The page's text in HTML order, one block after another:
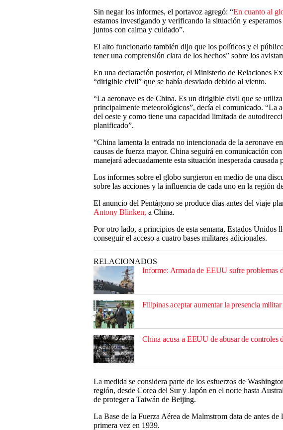
Sin negar los informes, el portavoz agregó: “En cuanto al
estamos investigando y verificando la situación y
juntos con calma y cuidado”.
El alto funcionario también dijo que los políticos y el público
tener una comprensión clara de los hechos” sobre los
En una declaración posterior, el Ministerio de Relaciones
“dirigible civil” que se había desviado debido al viento.
“La aeronave es de China. Es un dirigible civil que se
principalmente meteorológicos”, decía el comunicado. “La
del oeste y como tiene una capacidad limitada de
planificado”.
“China lamenta la entrada no intencionada de la aeronave
causas de fuerza mayor. China seguirá en comunicación
manejará adecuadamente esta situación inesperada causada
Los informes sobre el globo surgieron en medio de una
sobre las acciones y la influencia de cada uno en la región
El anuncio del Pentágono se produce días antes del viaje
Antony Blinken, a China.
Por otro lado, a principios de esta semana, Estados Unidos
conseguir el acceso a cuatro bases militares adicionales.
RELACIONADOS
Informe: Armada de EEUU sufre problemas
Filipinas aceptar aumentar la presencia
China acusa a EEUU de abusar de controles
La medida se considera parte de los esfuerzos de
región, desde Corea del Sur y Japón en el norte hasta
de proteger a Taiwán de Beijing.
La Base de la Fuerza Aérea de Malmstrom data de antes
primera vez en 1939.